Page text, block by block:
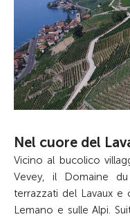
Nel cuore del
Vicino al bucolico
Vevey, il Domaine
terrazzati del Lavaux
Lemano e sulle Alpi.